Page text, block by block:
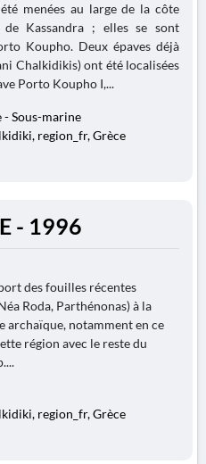
menées au large de la côte
Kassandra ; elles se sont
Koupho. Deux épaves déjà
Chalkidikis) ont été localisées
Porto Koupho I,...
- Sous-marine
region_fr, Grèce
- 1996
des fouilles récentes
Roda, Parthénonas) à la
archaïque, notamment en ce
région avec le reste du
region_fr, Grèce